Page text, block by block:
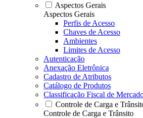
Aspectos Gerais
Aspectos Gerais
Perfis de Acesso
Chaves de Acesso
Ambientes
Limites de Acesso
Autenticação
Anexação Eletrônica
Cadastro de Atributos
Catálogo de Produtos
Classificação Fiscal de
Controle de Carga e
Controle de Carga e Trânsito